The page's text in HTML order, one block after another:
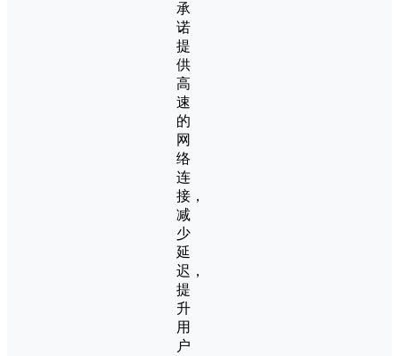
承
诺
提
供
高
速
的
网
络
连
接，
减
少
延
迟，
提
升
用
户